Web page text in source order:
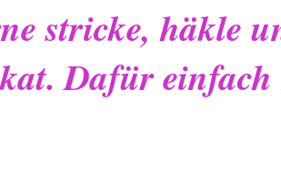
stricke, häkle
Dafür